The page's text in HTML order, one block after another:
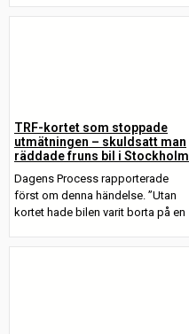
TRF-kortet som stoppade
utmätningen – skuldsatt man
räddade fruns bil i Stockholm
Dagens Process rapporterade
först om denna händelse. ”Utan
kortet hade bilen varit borta på en